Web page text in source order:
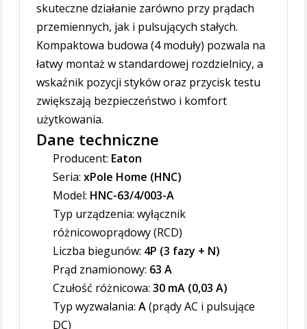
skuteczne działanie zarówno przy prądach
przemiennych, jak i pulsujących stałych.
Kompaktowa budowa (4 moduły) pozwala na
łatwy montaż w standardowej rozdzielnicy, a
wskaźnik pozycji styków oraz przycisk testu
zwiększają bezpieczeństwo i komfort
użytkowania.
Dane techniczne
Producent: Eaton
Seria:xPole Home (HNC)
Model: HNC-63/4/003-A
Typ urządzenia: wyłącznik
różnicowoprądowy (RCD)
Liczba biegunów: 4P (3 fazy + N)
Prąd znamionowy: 63 A
Czułość różnicowa:30 mA (0,03 A)
Typ wyzwalania:A(prądy AC i pulsujące
DC)